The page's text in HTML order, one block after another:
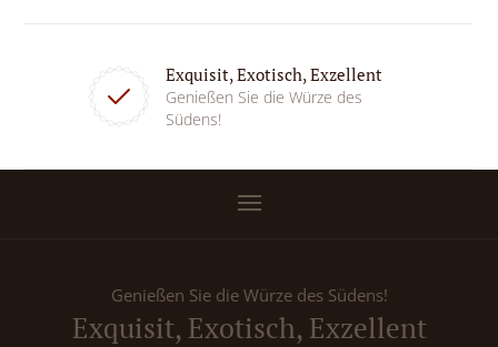
Exquisit, Exotisch, Exzellent
Genießen Sie die Würze des
Südens!
Genießen Sie die Würze des Südens!
Exquisit, Exotisch, Exzellent